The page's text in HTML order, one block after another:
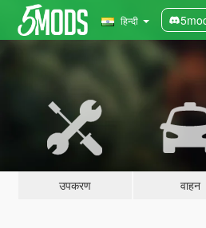
हिन्दी
उपकरण वाहन